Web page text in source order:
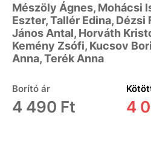
Mészöly Ágnes, Mohácsi
Eszter, Tallér Edina,
János Antal, Horváth
Kemény Zsófi, Kucsov
Anna, Terék Anna
Borító ár
4 490 Ft 4